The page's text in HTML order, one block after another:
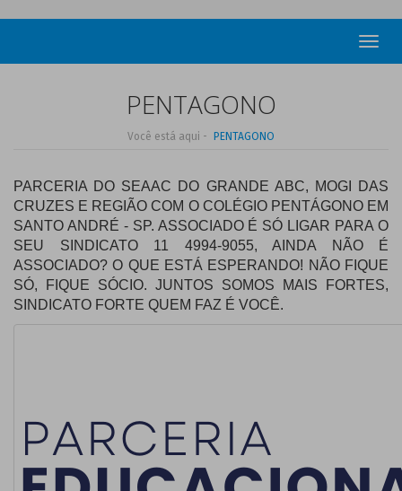
PENTAGONO
Você está aqui - PENTAGONO
PARCERIA DO SEAAC DO GRANDE ABC, MOGI DAS
CRUZES E REGIÃO COM O COLÉGIO PENTÁGONO EM
SANTO ANDRÉ - SP. ASSOCIADO É SÓ LIGAR PARA O
SEU SINDICATO 11 4994-9055, AINDA NÃO É
ASSOCIADO? O QUE ESTÁ ESPERANDO! NÃO FIQUE
SÓ, FIQUE SÓCIO. JUNTOS SOMOS MAIS FORTES,
SINDICATO FORTE QUEM FAZ É VOCÊ.